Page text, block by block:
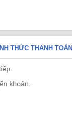
THỨC THANH TOÁN
khoản.